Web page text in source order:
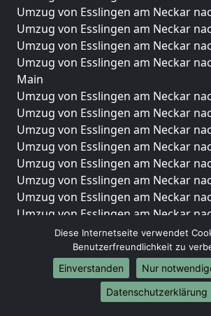
Umzug von Esslingen am Neckar
Umzug von Esslingen am Neckar
Umzug von Esslingen am Neckar
Umzug von Esslingen am Neckar
Main
Umzug von Esslingen am Neckar
Umzug von Esslingen am Neckar
Umzug von Esslingen am Neckar
Umzug von Esslingen am Neckar
Umzug von Esslingen am Neckar
Umzug von Esslingen am Neckar
Umzug von Esslingen am Neckar
Umzug von Esslingen am Neckar
Umzug von Esslingen am Neckar
Umzug von Esslingen am Neckar
Umzug von Esslingen am Neckar
Umzug von Esslingen am Neckar
Umzug von Esslingen am Neckar
Diese Internetseite verwendet
Benutzerfreundlichkeit zu
Einverstanden
Nur
Datenschutzerklärung